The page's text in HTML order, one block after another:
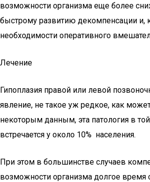
возможности организма еще более
быстрому развитию декомпенсации и,
необходимости оперативного
Лечение
Гипоплазия правой или левой
явление, не такое уж редкое, как
некоторым данным, эта патология в
встречается у около 10% населения.
При этом в большинстве случаев
возможности организма долгое время